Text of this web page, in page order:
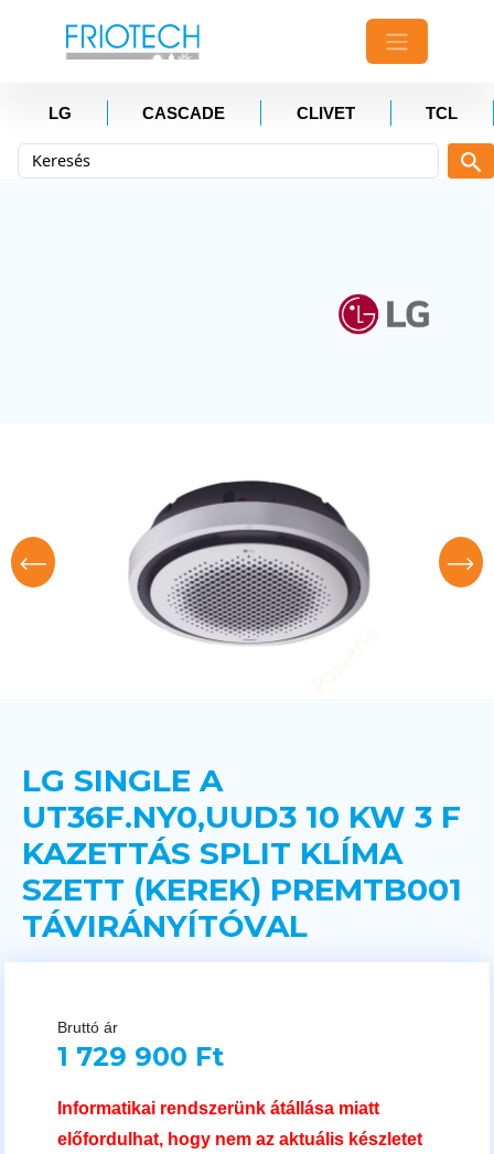
LG CASCADE CLIVET TCL
LG SINGLE A
UT36F.NY0,UUD3 10 KW 3 F
KAZETTÁS SPLIT KLÍMA
SZETT (KEREK) PREMTB001
TÁVIRÁNYÍTÓVAL
Bruttó ár
1 729 900 Ft
Informatikai rendszerünk átállása miatt
előfordulhat, hogy nem az aktuális készletet